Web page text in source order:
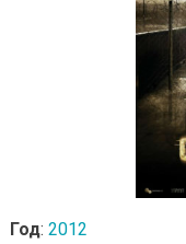
Год: 2012